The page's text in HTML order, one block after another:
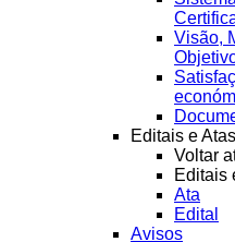
Visão,
Editais e Atas
Voltar
Editais
Ata
Edital
Avisos